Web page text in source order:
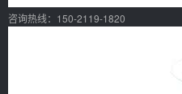
咨询热线：150-2119-1820